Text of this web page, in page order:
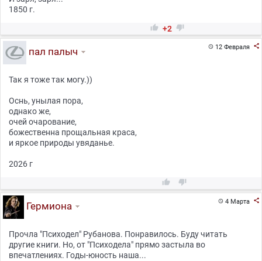
1850 г.
 +2 
12 Февраля 
пал палыч
Так я тоже так могу.))
Оснь, унылая пора,
однако же,
очей очарование,
божественна прощальная краса,
и яркое природы увяданье.
2026 г
 
4 Марта 
Гермиона
Прочла "Психодел" Рубанова. Понравилось. Буду читать
другие книги. Но, от "Психодела" прямо застыла во
впечатлениях. Годы-юность наша...